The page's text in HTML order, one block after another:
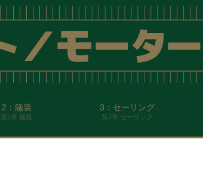
2：艤装
第2章 艤装
3：セーリング
第3章 セーリング